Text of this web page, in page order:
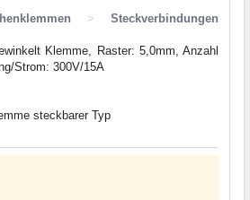
>
Steckverbindungen
Klemme, Raster: 5,0mm, Anzahl
Strom: 300V/15A
steckbarer Typ